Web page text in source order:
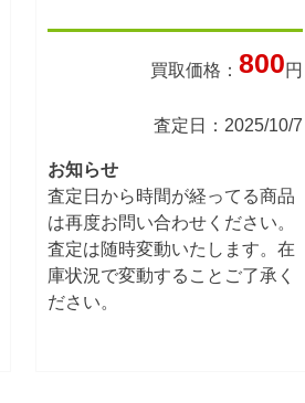
買取価格： 800円
査定日：2025/10/7
お知らせ
査定日から時間が経ってる商品
は再度お問い合わせください。
査定は随時変動いたします。在
庫状況で変動することご了承く
ださい。